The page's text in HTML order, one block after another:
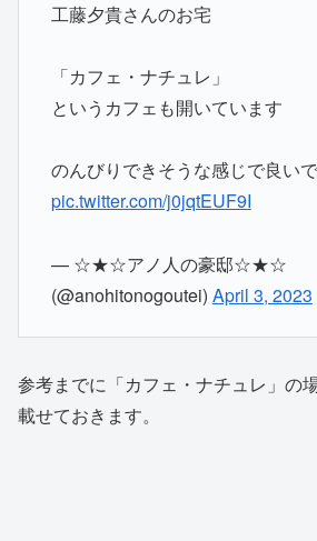
工藤夕貴さんのお宅
「カフェ・ナチュレ」
というカフェも開いています
のんびりできそうな感じで良い
pic.twitter.com/j0jqtEUF9I
— ☆★☆アノ人の豪邸☆★☆
(@anohitonogoutei) April 3, 2023
参考までに「カフェ・ナチュレ」の
載せておきます。